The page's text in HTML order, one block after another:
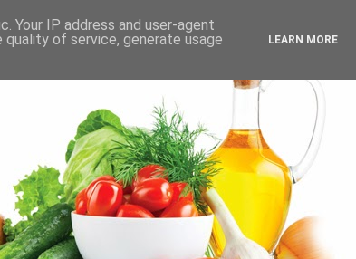
Your IP address and user-agent
of service, generate usage
LEARN MORE